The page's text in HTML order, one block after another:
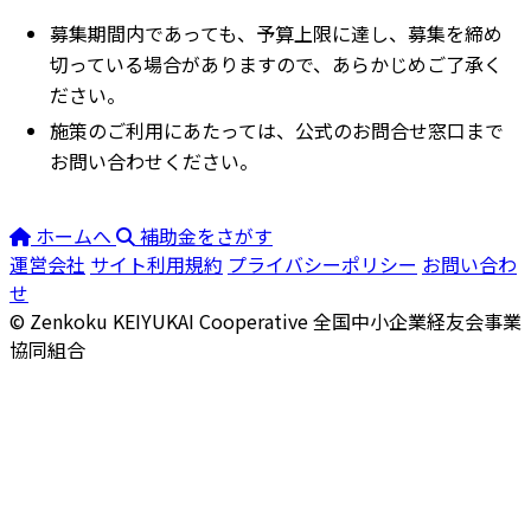
募集期間内であっても、予算上限に達し、募集を締め
切っている場合がありますので、あらかじめご了承く
ださい。
施策のご利用にあたっては、公式のお問合せ窓口まで
お問い合わせください。
ホームへ
補助金をさがす
運営会社 サイト利用規約 プライバシーポリシー お問い合わ
せ
© Zenkoku KEIYUKAI Cooperative全国中小企業経友会事業
協同組合